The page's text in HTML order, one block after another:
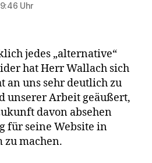
Uhr
jedes „alternative“
hat Herr Wallach sich
an uns sehr deutlich zu
unserer Arbeit geäußert,
davon absehen
für seine Website in
machen.